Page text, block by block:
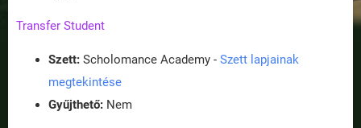
Transfer Student
Szett: Scholomance Academy - Szett lapjainak
megtekintése
Gyűjthető: Nem